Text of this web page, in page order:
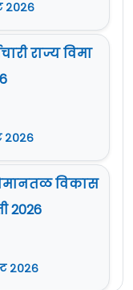
२०२६
राज्य विमा
२०२६
विकास
2026
२०२६